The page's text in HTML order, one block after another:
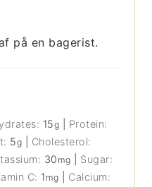
på en bagerist.
15g
Protein:
5g
Cholesterol:
30 mg
Sugar:
C: 1 mg
Calcium: